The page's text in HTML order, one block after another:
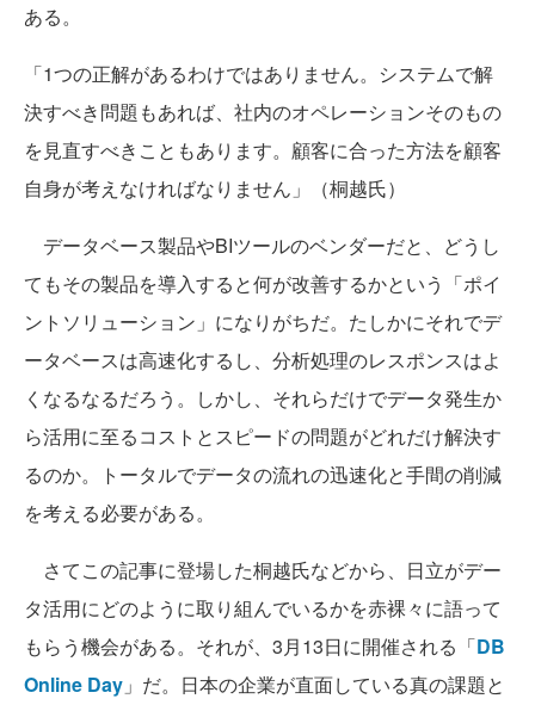
ある。
「1つの正解があるわけではありません。システムで解
決すべき問題もあれば、社内のオペレーションそのもの
を見直すべきこともあります。顧客に合った方法を顧客
自身が考えなければなりません」（桐越氏）
データベース製品やBIツールのベンダーだと、どうし
てもその製品を導入すると何が改善するかという「ポイ
ントソリューション」になりがちだ。たしかにそれでデ
ータベースは高速化するし、分析処理のレスポンスはよ
くなるなるだろう。しかし、それらだけでデータ発生か
ら活用に至るコストとスピードの問題がどれだけ解決す
るのか。トータルでデータの流れの迅速化と手間の削減
を考える必要がある。
さてこの記事に登場した桐越氏などから、日立がデー
タ活用にどのように取り組んでいるかを赤裸々に語って
もらう機会がある。それが、3月13日に開催される「DB
Online Day 」だ。日本の企業が直面している真の課題と